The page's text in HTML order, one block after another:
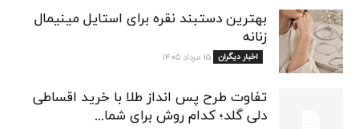
بهترین دستبند نقره برای استایل مینیمال
زنانه
اخبار دیگران ۱۵ مرداد ۱۴۰۵
تفاوت طرح پس انداز طلا با خرید اقساطی
دلی گلد؛ کدام روش برای شما...